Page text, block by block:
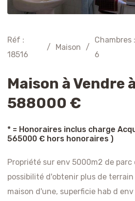
Réf :
18516
/ Maison /
Chambres :
6
Maison à Vendre
588000 €
* = Honoraires inclus charge
565000 € hors honoraires )
Propriété sur env 5000m2 de parc
possibilité d'obtenir plus de
maison d'une, superficie hab d